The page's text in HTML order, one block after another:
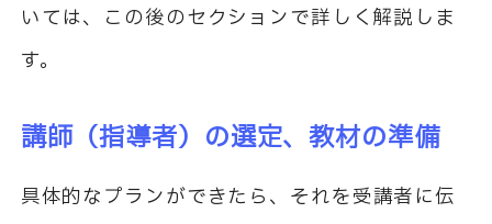
いては、この後のセクションで詳しく解説しま
す。
講師（指導者）の選定、教材の準備
具体的なプランができたら、それを受講者に伝